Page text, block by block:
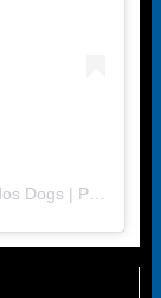
Uma publicação compartilhada por Blog dos Dogs | Portal de Dicas (@blogdosdogs2024)